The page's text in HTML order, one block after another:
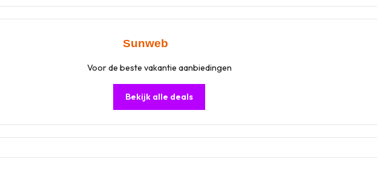
Voor de beste vakantie aanbiedingen
Bekijk alle deals